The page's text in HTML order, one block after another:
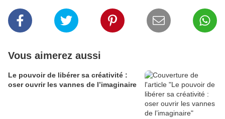
Vous aimerez aussi
Le pouvoir de libérer sa créativité :
oser ouvrir les vannes de l’imaginaire